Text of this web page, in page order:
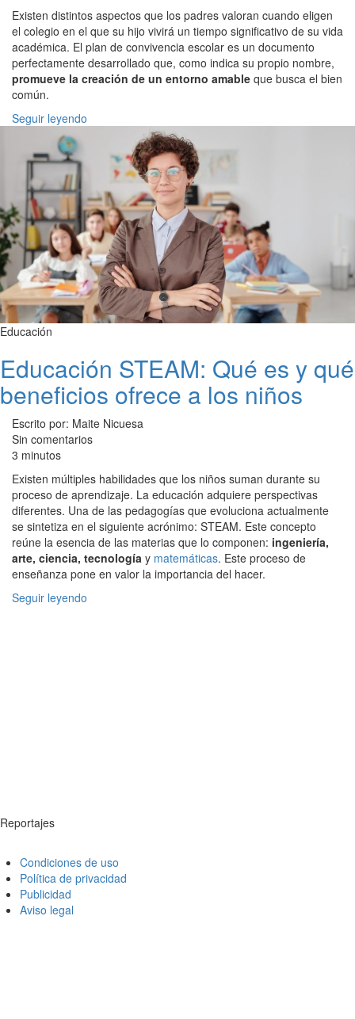
Existen distintos aspectos que los padres valoran cuando eligen
el colegio en el que su hijo vivirá un tiempo significativo de su vida
académica. El plan de convivencia escolar es un documento
perfectamente desarrollado que, como indica su propio nombre,
promueve la creación de un entorno amable que busca el bien
común.
Seguir leyendo
Educación
Educación STEAM: Qué es y qué
beneficios ofrece a los niños
Escrito por: Maite Nicuesa
Sin comentarios
3 minutos
Existen múltiples habilidades que los niños suman durante su
proceso de aprendizaje. La educación adquiere perspectivas
diferentes. Una de las pedagogías que evoluciona actualmente
se sintetiza en el siguiente acrónimo: STEAM. Este concepto
reúne la esencia de las materias que lo componen: ingeniería,
arte, ciencia, tecnología y matemáticas. Este proceso de
enseñanza pone en valor la importancia del hacer.
Seguir leyendo
Reportajes
Condiciones de uso
Política de privacidad
Publicidad
Aviso legal